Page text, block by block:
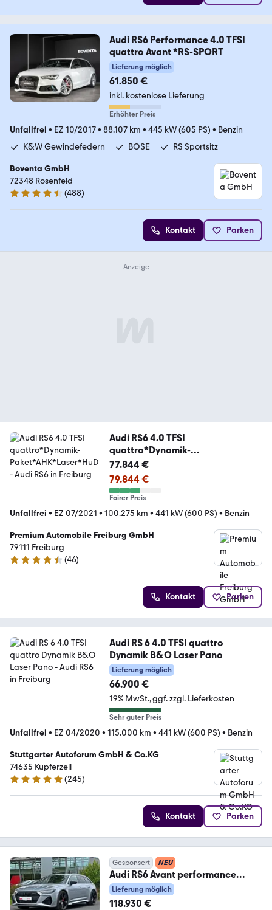
Audi RS6 Performance 4.0 TFSI
quattro Avant *RS-SPORT
Lieferung möglich
61.850 €
inkl. kostenlose Lieferung
Erhöhter Preis
Unfallfrei • EZ 10/2017• 88.107 km • 445 kW (605 PS) • Benzin
K&W Gewindefedern
BOSE RS Sportsitz
Boventa GmbH
72348 Rosenfeld
4.5 Sterne
(488)
Kontakt Parken
Audi RS6 4.0 TFSI
quattro*Dynamik-
Paket*AHK*Laser*HuD
77.844 €
79.844 €
Fairer Preis
Unfallfrei • EZ 07/2021 • 100.275 km • 441 kW (600 PS) • Benzin
Premium Automobile Freiburg GmbH
79111 Freiburg
4.4 Sterne
(46)
Kontakt Parken
Audi RS 6 4.0 TFSI quattro
Dynamik B&O Laser Pano
Lieferung möglich
66.900 €
19% MwSt. ggf. zzgl. Lieferkosten
Sehr guter Preis
Unfallfrei • EZ 04/2020 • 115.000 km • 441 kW (600 PS) • Benzin
Stuttgarter Autoforum GmbH & Co.KG
74635 Kupferzell
4.8 Sterne
(245)
Kontakt Parken
Gesponsert NEU
Audi RS6 Avant performance
BLACK PANO B&O ADV.AHK
Lieferung möglich
118.930 €